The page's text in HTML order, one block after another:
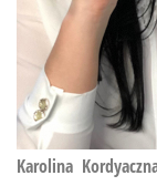
Karolina